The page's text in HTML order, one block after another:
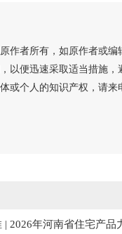
作者所有，如原作者或编
以便迅速采取适当措施，
或个人的知识产权，请来
| 2026年河南省住宅产品